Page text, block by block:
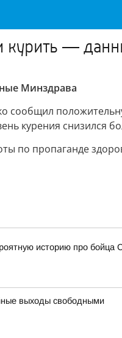
курить —
Минздрава
курения снизился
по пропаганде
историю про бойца
выходы свободными